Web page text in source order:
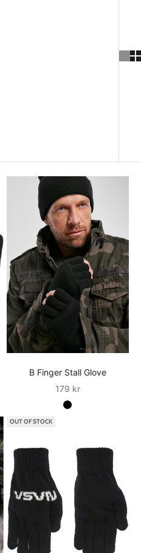
på dina händer. Genom att
du undvika smärtsamma
barriär mellan dina
risken för skador.
händer och förhindra skador
effektivt utan onödiga
träningshandskar, tveka inte.
att förbättra din träning och
par av hög kvalitet kommer
Dina händer kommer att
resultat.
B Finger Stall Glove
Sale
179 kr
OUT OF STOCK